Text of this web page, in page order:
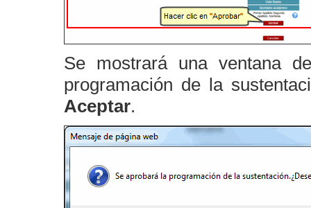
Se mostrará una ventana
programación de la
Aceptar.